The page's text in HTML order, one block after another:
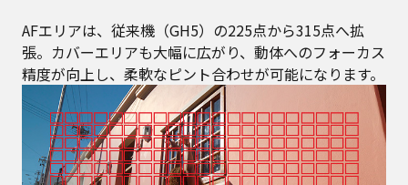
AFエリアは、従来機（GH5）の225点から315点へ拡
張。カバーエリアも大幅に広がり、動体へのフォーカス
精度が向上し、柔軟なピント合わせが可能になります。